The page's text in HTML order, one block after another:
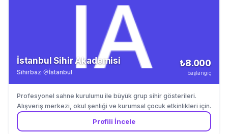
İstanbul Sihir Akademisi
Sihirbaz· İstanbul
₺8.000
başlangıç
Profesyonel sahne kurulumu ile büyük grup sihir gösterileri.
Alışveriş merkezi, okul şenliği ve kurumsal çocuk etkinlikleri için.
Profili İncele